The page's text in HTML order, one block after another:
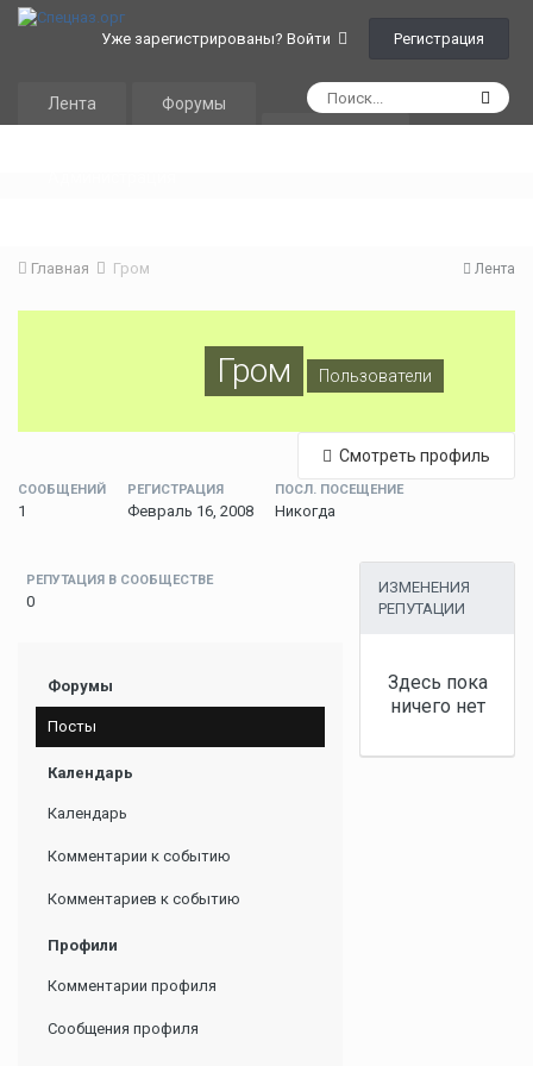
Уже зарегистрированы? Войти Регистрация
Лента
Форумы
Лента
Главная Гром
Гром Пользователи
Смотреть профиль
СООБЩЕНИЙ
1
РЕГИСТРАЦИЯ
Февраль 16, 2008
ПОСЛ. ПОСЕЩЕНИЕ
Никогда
РЕПУТАЦИЯ В СООБЩЕСТВЕ
0
Форумы
Посты
Календарь
Календарь
Комментарии к событию
Комментариев к событию
Профили
Комментарии профиля
Сообщения профиля
ИЗМЕНЕНИЯ
РЕПУТАЦИИ
Здесь пока
ничего нет